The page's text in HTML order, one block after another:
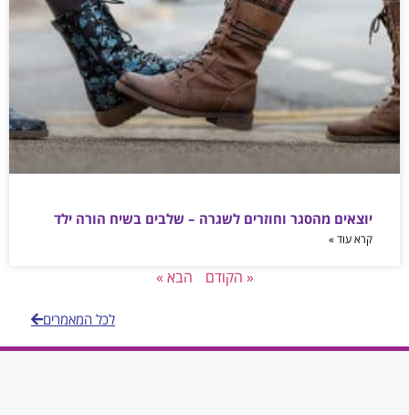
יוצאים מהסגר וחוזרים לשגרה – שלבים בשיח הורה ילד
קרא עוד »
« הקודם הבא »
לכל המאמרים